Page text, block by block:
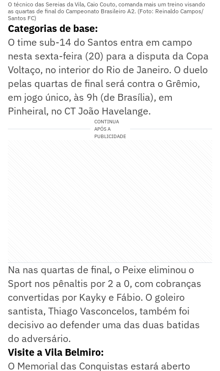
O técnico das Sereias da Vila, Caio Couto, comanda mais um treino visando
as quartas de final do Campeonato Brasileiro A2. (Foto: Reinaldo Campos/
Santos FC)
Categorias de base:
O time sub-14 do Santos entra em campo
nesta sexta-feira (20) para a disputa da Copa
Voltaço, no interior do Rio de Janeiro. O duelo
pelas quartas de final será contra o Grêmio,
em jogo único, às 9h (de Brasília), em
Pinheiral, no CT João Havelange.
CONTINUA
APÓS A
PUBLICIDADE
Na nas quartas de final, o Peixe eliminou o
Sport nos pênaltis por 2 a 0, com cobranças
convertidas por Kayky e Fábio. O goleiro
santista, Thiago Vasconcelos, também foi
decisivo ao defender uma das duas batidas
do adversário.
Visite a Vila Belmiro:
O Memorial das Conquistas estará aberto